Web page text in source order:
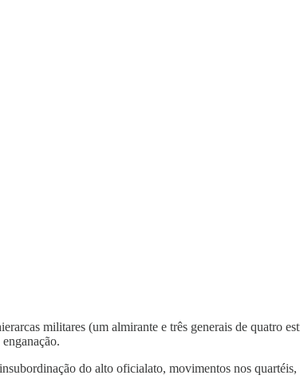
militares (um almirante e três generais de quatro
do alto oficialato, movimentos nos